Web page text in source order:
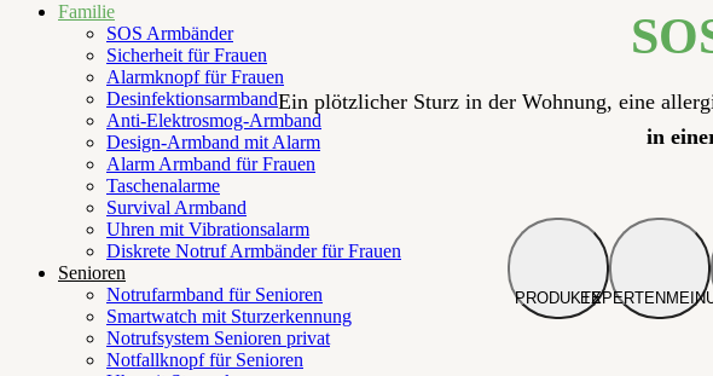
Familie
SOS Armbänder
Sicherheit für Frauen
Alarmknopf für Frauen
Desinfektionsarmband
Anti-Elektrosmog-Armband
Design-Armband mit Alarm
Alarm Armband für Frauen
Taschenalarme
Survival Armband
Uhren mit Vibrationsalarm
Diskrete Notruf Armbänder für Frauen
Senioren
Notrufarmband für Senioren
Smartwatch mit Sturzerkennung
Notrufsystem Senioren privat
Notfallknopf für Senioren
Ein plötzlicher Sturz in der Wohnung, eine
in
PRODUKTE